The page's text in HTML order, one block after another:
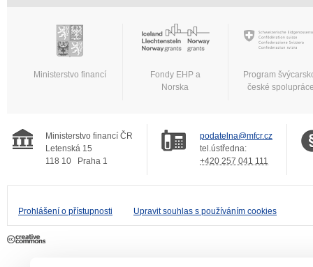
Ministerstvo financí
Fondy EHP a
Norska
Program
české
Ministerstvo financí ČR
Letenská 15
118 10
Praha 1
podatelna@mfcr.cz
tel.ústředna:
+420 257 041 111
Prohlášení o přístupnosti Upravit souhlas s používáním cookies